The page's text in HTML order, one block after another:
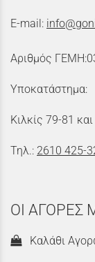
E-mail:
Αριθμός
Υποκατάστημα:
Κιλκίς 79-81
Τηλ.: 2610 425-
ΟΙ ΑΓΟΡΕΣ
Καλάθι